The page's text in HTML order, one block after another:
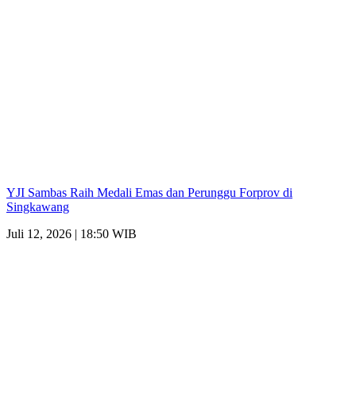
YJI Sambas Raih Medali Emas dan Perunggu Forprov di
Singkawang
Juli 12, 2026 | 18:50 WIB